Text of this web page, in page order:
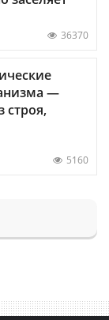
36370
—
строя,
5160